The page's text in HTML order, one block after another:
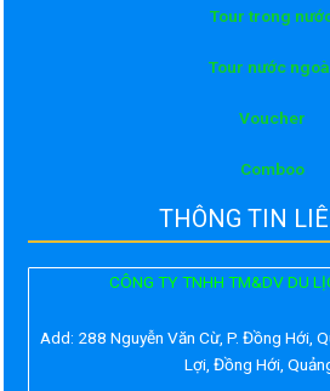
Tour trong
Tour nước
Voucher
Comboo
THÔNG TIN
CÔNG TY TNHH TM&DV DU
Add: 288 Nguyễn Văn Cừ, P. Đồng Hới,
Lợi, Đồng Hới,